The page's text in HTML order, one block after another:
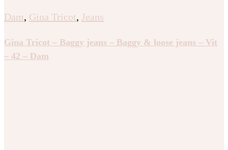
Dam, Gina Tricot, Jeans
Gina Tricot – Baggy jeans – Baggy & loose jeans – Vit
– 42 – Dam